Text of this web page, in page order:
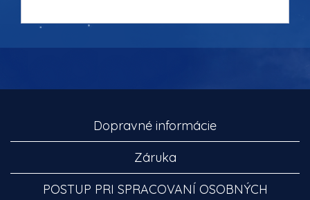
Dopravné informácie
Záruka
POSTUP PRI SPRACOVANÍ OSOBNÝCH